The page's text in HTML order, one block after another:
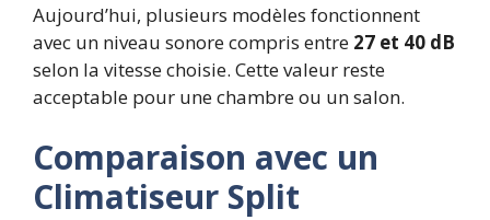
Aujourd’hui, plusieurs modèles fonctionnent
avec un niveau sonore compris entre 27 et 40 dB
selon la vitesse choisie. Cette valeur reste
acceptable pour une chambre ou un salon.
Comparaison avec un
Climatiseur Split